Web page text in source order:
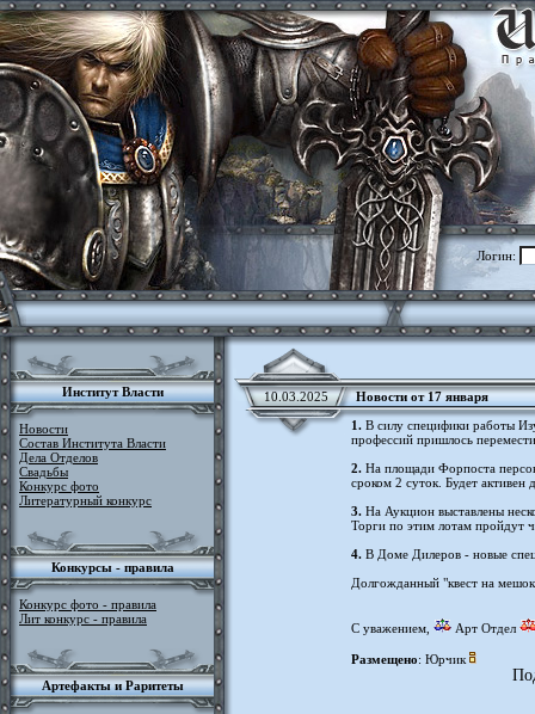
Логин:
Институт Власти
Новости
Состав Института Власти
Дела Отделов
Свадьбы
Конкурс фото
Литературный конкурс
Конкурсы - правила
Конкурс фото - правила
Лит конкурс - правила
Артефакты и Раритеты
10.03.2025
Новости от 17 января
1. В силу специфики работы
профессий пришлось
2. На площади Форпоста
сроком 2 суток. Будет активен
3. На Аукцион выставлены
Торги по этим лотам пройдут
4. В Доме Дилеров - новые
Долгожданный "квест на
С уважением, Арт Отдел
Размещено: Юрчик